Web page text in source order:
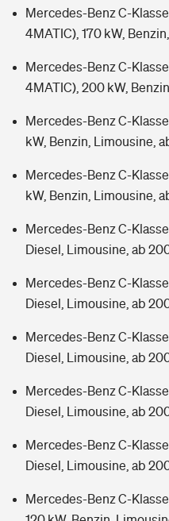
Mercedes-Benz C-
4MATIC), 170 kW,
Mercedes-Benz C-
4MATIC), 200 kW,
Mercedes-Benz C-
kW, Benzin, Limousine,
Mercedes-Benz C-
kW, Benzin, Limousine,
Mercedes-Benz C-
Diesel, Limousine, ab
Mercedes-Benz C-
Diesel, Limousine, ab
Mercedes-Benz C-
Diesel, Limousine, ab
Mercedes-Benz C-
Diesel, Limousine, ab
Mercedes-Benz C-
Diesel, Limousine, ab
Mercedes-Benz C-